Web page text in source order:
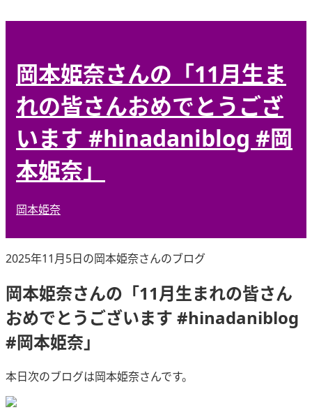
岡本姫奈さんの「11月生ま
れの皆さんおめでとうござ
います #hinadaniblog #岡
本姫奈」
岡本姫奈
2025年11月5日の岡本姫奈さんのブログ
岡本姫奈さんの「11月生まれの皆さん
おめでとうございます #hinadaniblog
#岡本姫奈」
本日次のブログは岡本姫奈さんです。